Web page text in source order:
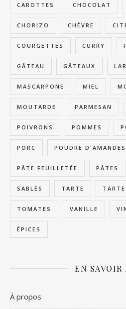
CAROTTES CHOCOLAT
CHORIZO CHÈVRE
COURGETTES CURRY
GÂTEAU GÂTEAUX
MASCARPONE MIEL
MOUTARDE PARMESAN
POIVRONS POMMES
PORC POUDRE D'AMANDES
PÂTE FEUILLETÉE PÂTES
SABLÉS TARTE
TOMATES VANILLE
ÉPICES
EN SAVOIR
À propos